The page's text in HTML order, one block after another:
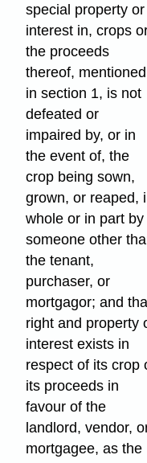
special property or
interest in, crops
the proceeds
thereof, mentioned
in section 1, is not
defeated or
impaired by, or in
the event of, the
crop being sown,
grown, or reaped,
whole or in part by
someone other
the tenant,
purchaser, or
mortgagor; and
right and property
interest exists in
respect of its crop
its proceeds in
favour of the
landlord, vendor,
mortgagee, as the